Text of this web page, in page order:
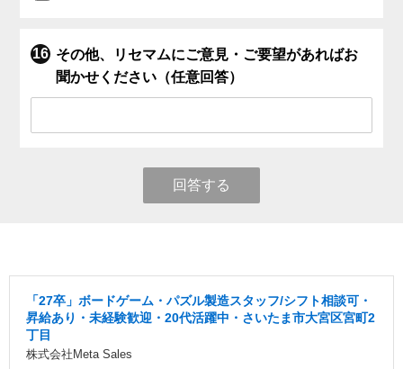
その他、リセマムにご意見・ご要望があればお
聞かせください（任意回答）
回答する
「27卒」ボードゲーム・パズル製造スタッフ/シフト相談可・
昇給あり・未経験歓迎・20代活躍中・さいたま市大宮区宮町2
丁目
株式会社Meta Sales